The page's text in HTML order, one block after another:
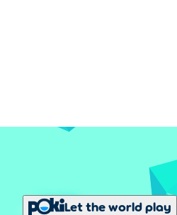
Let the world play